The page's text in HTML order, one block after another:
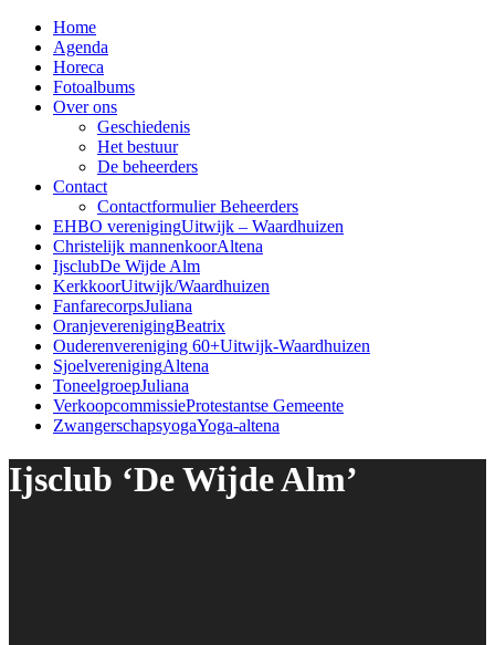
Home
Agenda
Horeca
Fotoalbums
Over ons
Geschiedenis
Het bestuur
De beheerders
Contact
Contactformulier Beheerders
EHBO verenigingUitwijk – Waardhuizen
Christelijk mannenkoorAltena
IjsclubDe Wijde Alm
KerkkoorUitwijk/Waardhuizen
FanfarecorpsJuliana
OranjeverenigingBeatrix
Ouderenvereniging 60+Uitwijk-Waardhuizen
SjoelverenigingAltena
ToneelgroepJuliana
VerkoopcommissieProtestantse Gemeente
ZwangerschapsyogaYoga-altena
Ijsclub ‘De Wijde Alm’